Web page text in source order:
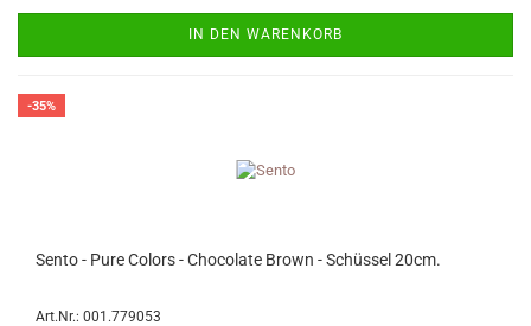
IN DEN WARENKORB
-35%
Sento - Pure Colors - Chocolate Brown - Schüssel 20cm.
Art.Nr.: 001.779053